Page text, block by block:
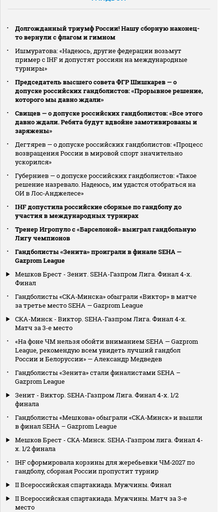
Долгожданный триумф России! Нашу сборную наконец-
то вернули с флагом и гимном
Ишмуратова: «Надеюсь, другие федерации возьмут
пример с IHF и допустят россиян на международные
турниры»
Председатель высшего совета ФГР Шишкарев — о
допуске российских гандболистов: «Прорывное решение,
которого мы давно ждали»
Свищев — о допуске российских гандболистов: «Все этого
давно ждали. Ребята будут вдвойне замотивированы и
заряжены»
Дегтярев — о допуске российских гандболистов: «Процесс
возвращения России в мировой спорт значительно
ускорился»
Губерниев — о допуске российских гандболистов: «Такое
решение назревало. Надеюсь, им удастся отобраться на
ОИ в Лос‑Анджелесе»
IHF допустила российские сборные по гандболу до
участия в международных турнирах
Тренер Игропуло с «Барселоной» выиграл гандбольную
Лигу чемпионов
Гандболисты «Зенита» проиграли в финале SEHA —
Gazprom League
Мешков Брест - Зенит. SEHA-Газпром Лига. Финал 4-х.
Финал
Гандболисты «СКА‑Минска» обыграли «Виктор» в матче
за третье место SEHA — Gazprom League
СКА-Минск - Виктор. SEHA-Газпром Лига. Финал 4-х.
Матч за 3-е место
«На фоне ЧМ нельзя обойти вниманием SEHA — Gazprom
League, рекомендую всем увидеть лучший гандбол
России и Белоруссии» — Александр Медведев
Гандболисты «Зенита» стали финалистами SEHA –
Gazprom League
Зенит - Виктор. SEHA-Газпром Лига. Финал 4-х. 1/2
финала
Гандболисты «Мешкова» обыграли «СКА‑Минск» и вышли
в финал SEHA – Gazprom League
Мешков Брест - СКА-Минск. SEHA-Газпром лига. Финал 4-
х. 1/2 финала
IHF сформировала корзины для жеребьевки ЧМ‑2027 по
гандболу, сборная России пропустит турнир
II Всероссийская спартакиада. Мужчины. Финал
II Всероссийская спартакиада. Мужчины. Матч за 3-е
место